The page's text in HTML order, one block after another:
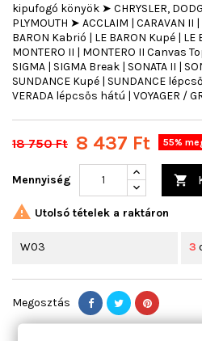
kipufogó könyök ➤ CHRYSLER,
PLYMOUTH ➤ ACCLAIM | CARAVAN II
BARON Kabrió | LE BARON Kupé |
MONTERO II | MONTERO II Canvas
SIGMA | SIGMA Break | SONATA II |
SUNDANCE Kupé | SUNDANCE
VERADA lépcsős hátú | VOYAGER /
18 750 Ft 8 437 Ft 55%
Mennyiség 
 Utolsó tételek a raktáron
W03 3
Megosztás